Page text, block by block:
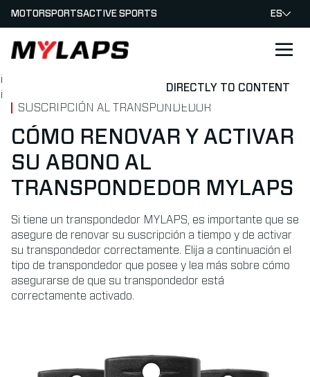
DIRECTLY TO CONTENT
LOGO MYLAPS - ESPANA
MOTORSPORTSACTIVE SPORTS ES
¡
¡
SUSCRIPCIÓN AL TRANSPONDEDOR
CÓMO RENOVAR Y ACTIVAR
SU ABONO AL
TRANSPONDEDOR MYLAPS
Si tiene un transpondedor MYLAPS, es importante que se
asegure de renovar su suscripción a tiempo y de activar
su transpondedor correctamente. Elija a continuación el
tipo de transpondedor que posee y lea más sobre cómo
asegurarse de que su transpondedor está
correctamente activado.